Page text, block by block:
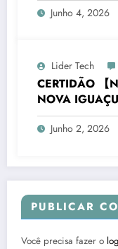
Junho 4, 2026
Lider Tech
CERTIDÃO 【
NOVA
Junho 2, 2026
PUBLICAR
Você precisa fazer o